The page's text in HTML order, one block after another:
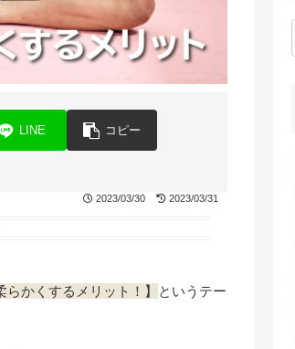
LINE コピー
2023/03/30 2023/03/31
かくするメリット！】
というテー